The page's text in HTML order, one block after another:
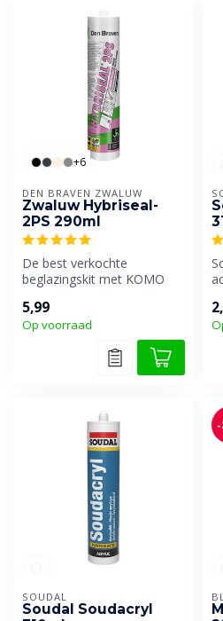
+6
DEN BRAVEN ZWALUW
Zwaluw Hybriseal-
2PS 290ml
De best verkochte
beglazingskit met KOMO
5,99
Op voorraad
SOUDAL
Soudal Soudacryl